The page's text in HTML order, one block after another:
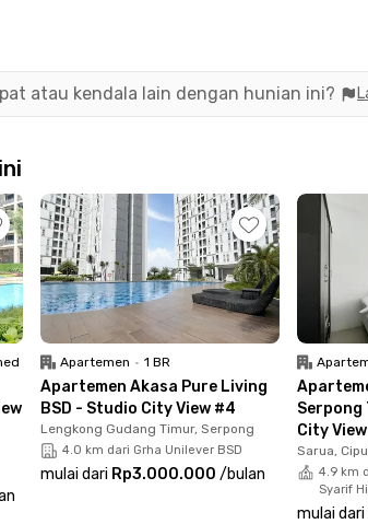
Traveloka Campus, Sinar Mas Land Plaza
kurang dari 10 menit untuk bisa sampai
Mulya Kampus BSD. Kamu hanya
ke kampus. Mau ada kelas pagi atau
nongkrong juga mudah kalau kamu
ada banyak pilihan resto, cafe,
Masagi Koffee @Batubata, Soto Betawi H.
berkendara saja.
Soho & Suite - Studio City View #2
TV, balkon, kamar mandi dalam, hingga
kendaraan pribadi karena tersedia
dengan aman.
atau kendala lain dengan hunian ini?
Apartemen • 1 BR
Apartemen Akasa Pure Living
BSD - Studio City View #4
Lengkong Gudang Timur, Serpong
4.0 km dari Grha Unilever BSD
mulai dari Rp3.000.000 /bulan
Serpong
City
Sarua,
4.9 km
Syarif
mulai dari